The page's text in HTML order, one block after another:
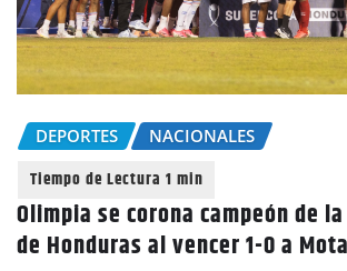
DEPORTES NACIONALES
Olimpia se corona campeón de
de Honduras al vencer 1-0 a